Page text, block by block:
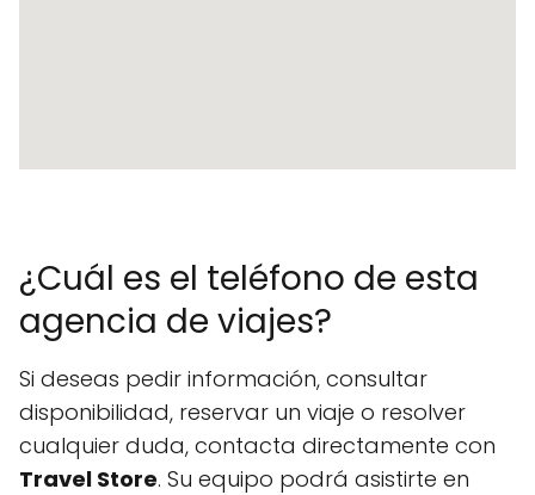
¿Cuál es el teléfono de esta
agencia de viajes?
Si deseas pedir información, consultar
disponibilidad, reservar un viaje o resolver
cualquier duda, contacta directamente con
Travel Store. Su equipo podrá asistirte en